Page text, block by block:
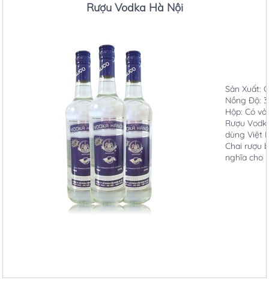
Rượu Vodka Hà Nội
Sản Xuất:
Nồng Độ:
Hộp: Có
Rượu
dùng Việt
Chai rượu
nghĩa cho